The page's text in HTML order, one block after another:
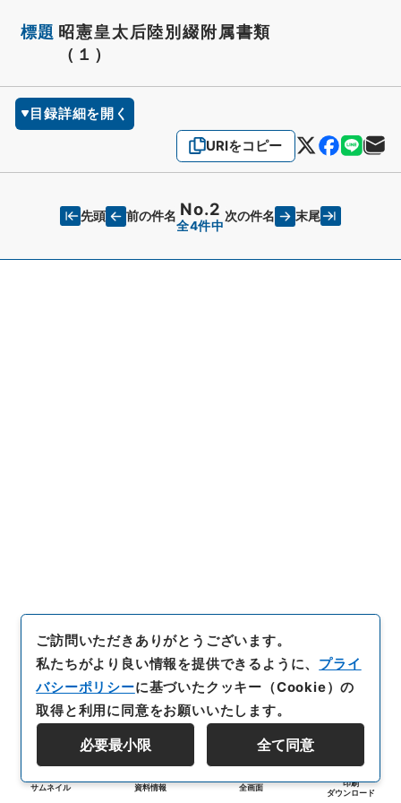
標題 昭憲皇太后陸別綴附属書類
（１）
目録詳細を開く
URIをコピー
先頭 前の件名 No.2
全4件中
次の件名 末尾
サムネイル 資料情報 全画面
印刷
ダウンロード
ご訪問いただきありがとうございます。
私たちがより良い情報を提供できるように、 プライ
バシーポリシーに基づいたクッキー（Cookie）の
取得と利用に同意をお願いいたします。
必要最小限 全て同意